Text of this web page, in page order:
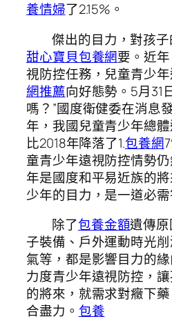
養情婦了2.15%。
傑出的目力，對孩
甜心寶貝包養網要。近
視防控任務，兒童青少
網推薦向好態勢。5月31
嗎？”國度衛健委在消息
年，我國兒童青少年總
比2018年降落了1.包養網
童青少年遠視防控情勢
年是國度和平易近族的
少年的目力，是一道必需
除了包養金額遺傳
子裝備、戶外運動時光
氣等，都是影響目力的
力度青少年遠視防控，
的將來，就需求對癥下
合盡力。 包養